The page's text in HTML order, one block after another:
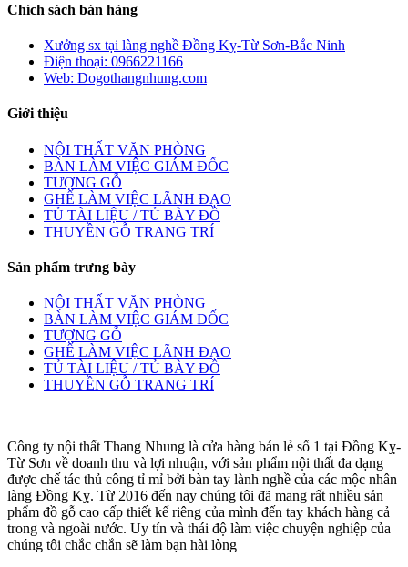
Chích sách bán hàng
Xưởng sx tại làng nghề Đồng Kỵ-Từ Sơn-Bắc Ninh
Điện thoại: 0966221166
Web: Dogothangnhung.com
Giới thiệu
NỘI THẤT VĂN PHÒNG
BÀN LÀM VIỆC GIÁM ĐỐC
TƯỢNG GỖ
GHẾ LÀM VIỆC LÃNH ĐẠO
TỦ TÀI LIỆU / TỦ BÀY ĐỒ
THUYỀN GỖ TRANG TRÍ
Sản phẩm trưng bày
NỘI THẤT VĂN PHÒNG
BÀN LÀM VIỆC GIÁM ĐỐC
TƯỢNG GỖ
GHẾ LÀM VIỆC LÃNH ĐẠO
TỦ TÀI LIỆU / TỦ BÀY ĐỒ
THUYỀN GỖ TRANG TRÍ
Công ty nội thất Thang Nhung là cửa hàng bán lẻ số 1 tại Đồng Kỵ-
Từ Sơn về doanh thu và lợi nhuận, với sản phẩm nội thất đa dạng
được chế tác thủ công tỉ mỉ bởi bàn tay lành nghề của các mộc nhân
làng Đồng Kỵ. Từ 2016 đến nay chúng tôi đã mang rất nhiều sản
phẩm đồ gỗ cao cấp thiết kế riêng của mình đến tay khách hàng cả
trong và ngoài nước. Uy tín và thái độ làm việc chuyện nghiệp của
chúng tôi chắc chắn sẽ làm bạn hài lòng